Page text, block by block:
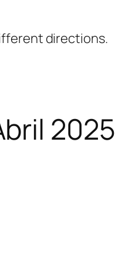
directions.
2025